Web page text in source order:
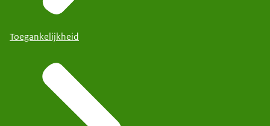
Toegankelijkheid